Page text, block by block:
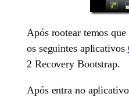
Após rootear temos
os seguintes aplicativos
2 Recovery Bootstrap.
Após entra no aplicativo